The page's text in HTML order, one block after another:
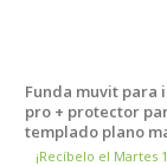
Funda muvit para
pro + protector
templado plano
¡Recíbelo el Martes